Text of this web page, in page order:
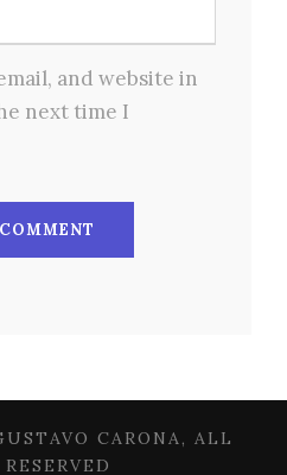
and website in
next time I
CARONA, ALL